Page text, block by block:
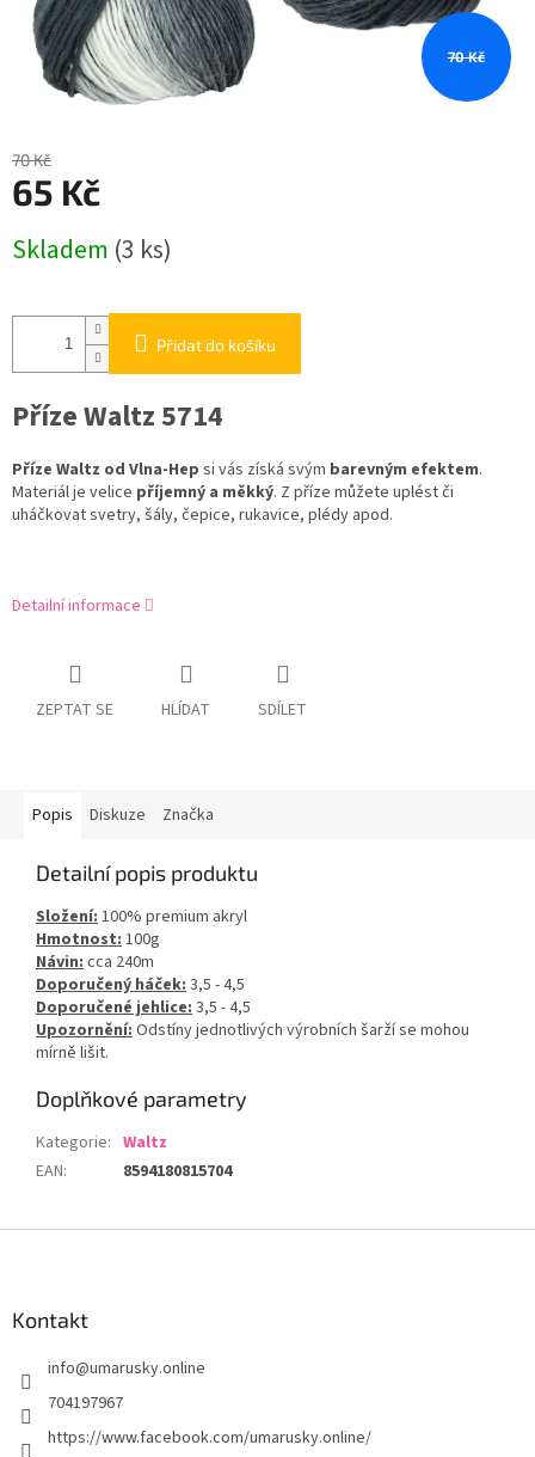
70 Kč
70 Kč
65 Kč
cena:
Skladem (3 ks)
Přidat do košíku
Příze Waltz 5714
Příze Waltz od Vlna-Hep si vás získá svým barevným efektem.
Materiál je velice příjemný a měkký. Z příze můžete uplést či
uháčkovat svetry, šály, čepice, rukavice, plédy apod.
Detailní informace
ZEPTAT SE HLÍDAT SDÍLET
Popis Diskuze Značka
Detailní popis produktu
Složení:100% premium akryl
Hmotnost:100g
Návin:cca 240m
Doporučený háček:3,5 - 4,5
Doporučené jehlice:3,5 - 4,5
Upozornění:Odstíny jednotlivých výrobních šarží se mohou
mírně lišit.
Doplňkové parametry
Kategorie: Waltz
EAN: 8594180815704
Kontakt
info@umarusky.online
704197967
https://www.facebook.com/umarusky.online/